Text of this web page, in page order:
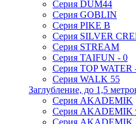
Серия DUM44
Серия GOBLIN
Серия PIKE B
Серия SILVER
Серия STREAM
Серия TAIFUN - 0
Серия TOP WATER
Серия WALK 55
Заглубление, до 1,5
Серия AKADEMIK
Серия AKADEMIK
Серия AKADEMIK